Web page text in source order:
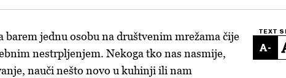
TEXT
-
barem jednu osobu na društvenim mrežama čije
nestrpljenjem. Nekoga tko nas nasmije,
nauči nešto novo u kuhinji ili nam